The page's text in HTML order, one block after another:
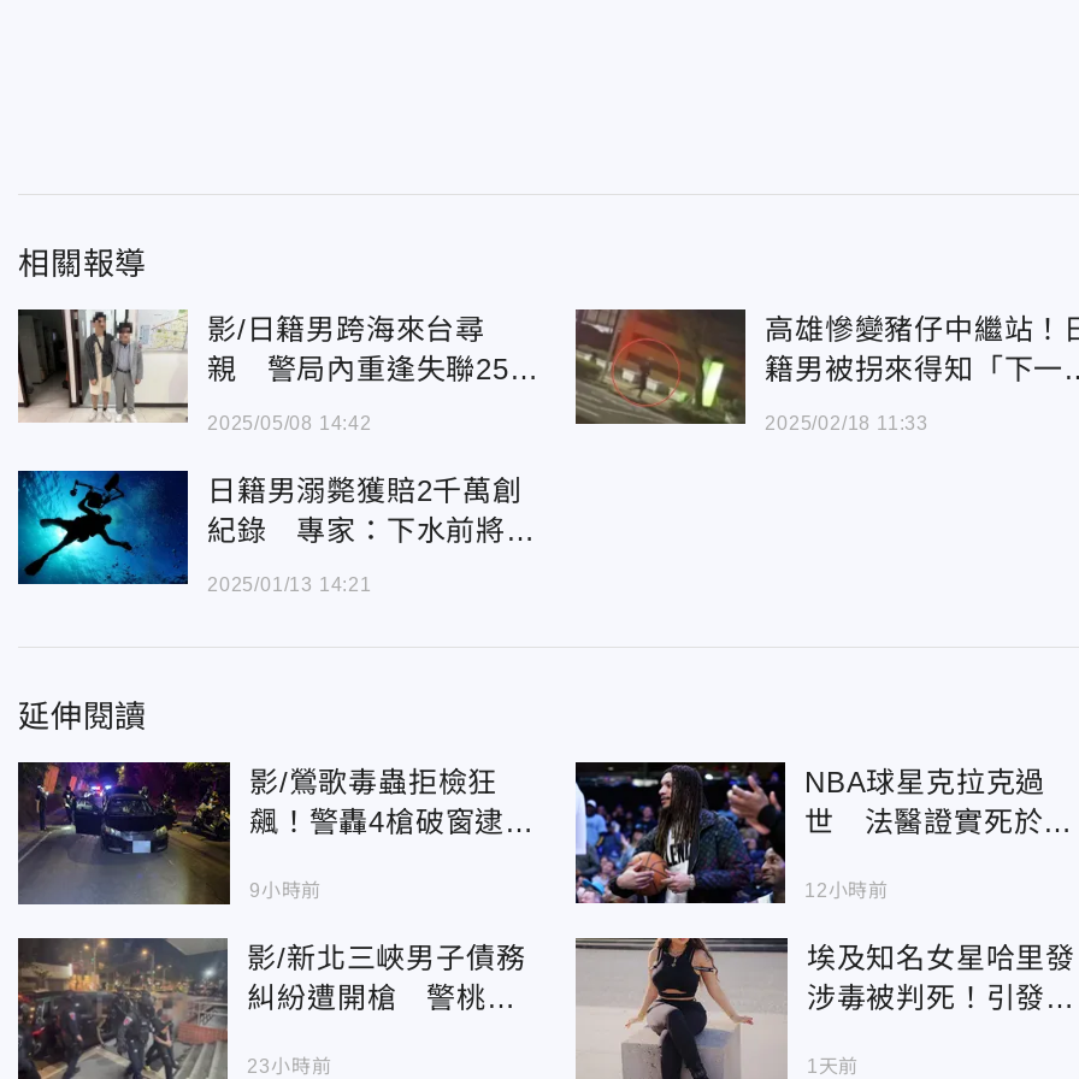
相關報導
影/日籍男跨海來台尋
親 警局內重逢失聯25年
兒子
2025/05/08 14:42
高雄慘變豬仔中繼站！
籍男被拐來得知「下一
柬埔寨」急逃
2025/02/18 11:33
日籍男溺斃獲賠2千萬創
紀錄 專家：下水前將做
風險評估
2025/01/13 14:21
延伸閱讀
影/鶯歌毒蟲拒檢狂
飆！警轟4槍破窗逮
9小時前
NBA球星克拉克過
世 法醫證實死於毒
12小時前
影/新北三峽男子債務
糾紛遭開槍 警桃園
23小時前
埃及知名女星哈里發
涉毒被判死！引發社
1天前